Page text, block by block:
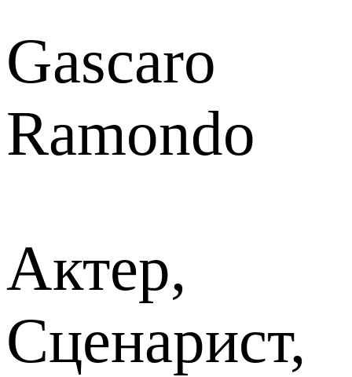
Gascaro
Ramondo
Актер,
Сценарист,